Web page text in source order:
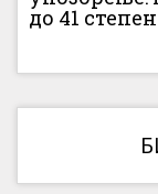
до 41 степен